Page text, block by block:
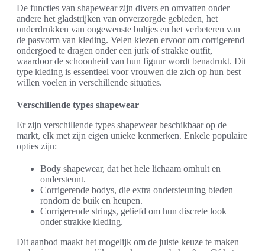
De functies van shapewear zijn divers en omvatten onder
andere het gladstrijken van onverzorgde gebieden, het
onderdrukken van ongewenste bultjes en het verbeteren van
de pasvorm van kleding. Velen kiezen ervoor om corrigerend
ondergoed te dragen onder een jurk of strakke outfit,
waardoor de schoonheid van hun figuur wordt benadrukt. Dit
type kleding is essentieel voor vrouwen die zich op hun best
willen voelen in verschillende situaties.
Verschillende types shapewear
Er zijn verschillende types shapewear beschikbaar op de
markt, elk met zijn eigen unieke kenmerken. Enkele populaire
opties zijn:
Body shapewear, dat het hele lichaam omhult en
ondersteunt.
Corrigerende bodys, die extra ondersteuning bieden
rondom de buik en heupen.
Corrigerende strings, geliefd om hun discrete look
onder strakke kleding.
Dit aanbod maakt het mogelijk om de juiste keuze te maken